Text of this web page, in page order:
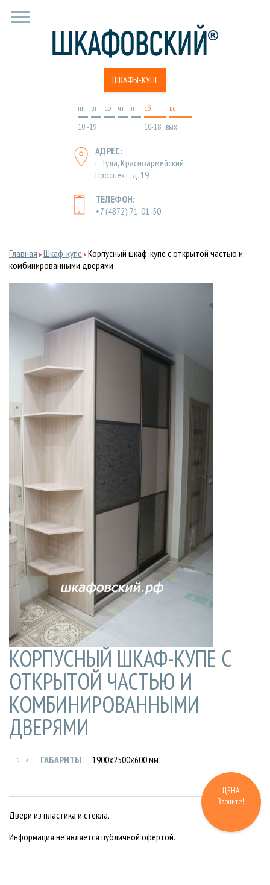
ШКАФЫ-КУПЕ
пн вт ср чт
пт
10 -19
cб
вс
10-18 вых
АДРЕС:
г. Тула, Красноармейский
Проспект, д. 19
ТЕЛЕФОН:
+7 (4872) 71-01-50
Главная Шкаф-купе Корпусный шкаф-купе с открытой частью и
комбинированными дверями
КОРПУСНЫЙ ШКАФ-КУПЕ С
ОТКРЫТОЙ ЧАСТЬЮ И
КОМБИНИРОВАННЫМИ
ДВЕРЯМИ
ЦЕНА
Звоните!
ГАБАРИТЫ 1900х2500х600 мм
Двери из пластика и стекла.
Информация не является публичной офертой.